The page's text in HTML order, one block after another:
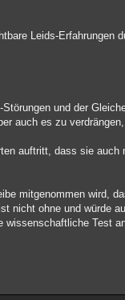
Leids-Erfahrungen
und der
auch es zu
auftritt, dass sie
mitgenommen wird,
nicht ohne und würde
Test